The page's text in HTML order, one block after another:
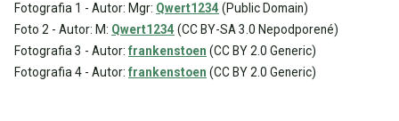
Fotografia 1 - Autor: Mgr: Qwert1234 (Public Domain)
Foto 2 - Autor: M: Qwert1234 (CC BY-SA 3.0 Nepodporené)
Fotografia 3 - Autor: frankenstoen (CC BY 2.0 Generic)
Fotografia 4 - Autor: frankenstoen (CC BY 2.0 Generic)